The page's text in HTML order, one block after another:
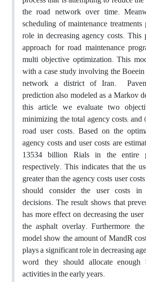
the road network over time.
scheduling of maintenance
role in decreasing agency costs. This
approach for road maintenance
multi objective optimization. This
with a case study involving the
network, a district of Iran.
prediction also modeled as a Markov
this article, we evaluate two
minimizing the total agency costs;
road user costs. Based on the
agency costs and user costs are
13534 billion Rials in the entire
respectively. This indicates that the
greater than the agency costs user
should consider the user costs in
decisions. The result shows that
has more effect on decreasing the
the asphalt overlay. Furthermore,
model show the amount of MandR
plays a significant role in decreasing
word, they should allocate
activities in the early years.